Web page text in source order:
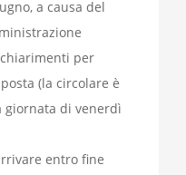
a causa del
per
(la circolare è
giornata di venerdì
entro fine